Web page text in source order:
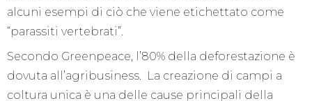
alcuni esempi di ciò che viene etichettato come
“parassiti vertebrati”.
Secondo Greenpeace, l’80% della deforestazione è
dovuta all’agribusiness. La creazione di campi a
coltura unica è una delle cause principali della